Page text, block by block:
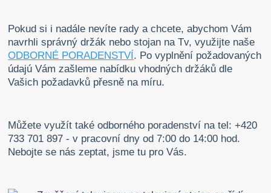
Pokud si i nadále nevíte rady a chcete, abychom Vám
navrhli správný držák nebo stojan na Tv, využijte naše
ODBORNÉ PORADENSTVÍ. Po vyplnění požadovaných
údajú Vám zašleme nabídku vhodných držáků dle
Vašich požadavků přesně na míru.
Můžete využít také odborného poradenství na tel: +420
733 701 897 - v pracovní dny od 7:00 do 14:00 hod.
Nebojte se nás zeptat, jsme tu pro Vás.